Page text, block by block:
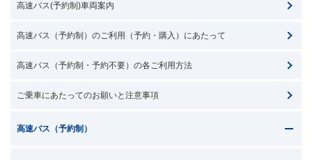
高速バス(予約制)車両案内
高速バス（予約制）のご利用（予約・購入）にあたって
高速バス（予約制・予約不要）の各ご利用方法
ご乗車にあたってのお願いと注意事項
高速バス（予約制）